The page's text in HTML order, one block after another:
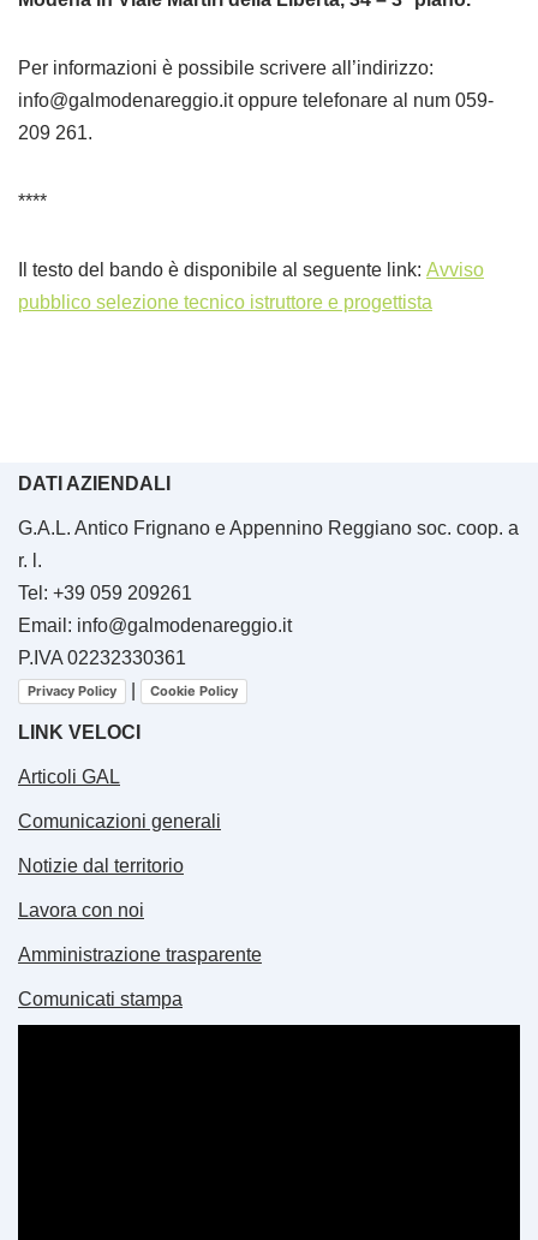
Per informazioni è possibile scrivere all’indirizzo:
info@galmodenareggio.it oppure telefonare al num 059-
209 261.
****
Il testo del bando è disponibile al seguente link: Avviso
pubblico selezione tecnico istruttore e progettista
DATI AZIENDALI
G.A.L. Antico Frignano e Appennino Reggiano soc. coop. a
r. l.
Tel: +39 059 209261
Email: info@galmodenareggio.it
P.IVA 02232330361
Privacy Policy Cookie Policy
LINK VELOCI
Articoli GAL
Comunicazioni generali
Notizie dal territorio
Lavora con noi
Amministrazione trasparente
Comunicati stampa